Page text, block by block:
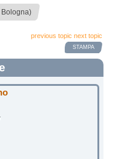
Bologna)
previous topic next topic
STAMPA